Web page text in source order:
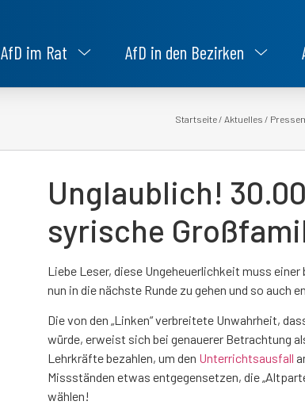
AfD im Rat AfD in den Bezirken
Startseite / Aktuelles /
Unglaublich!
syrische
Liebe Leser, diese Ungeheuerlichkeit muss
nun in die nächste Runde zu gehen und so auch
Die von den „Linken“ verbreitete Unwahrheit,
würde, erweist sich bei genauerer Betrachtung
Lehrkräfte bezahlen, um den Unterrichtsausfall
Missständen etwas entgegensetzen, die
wählen!